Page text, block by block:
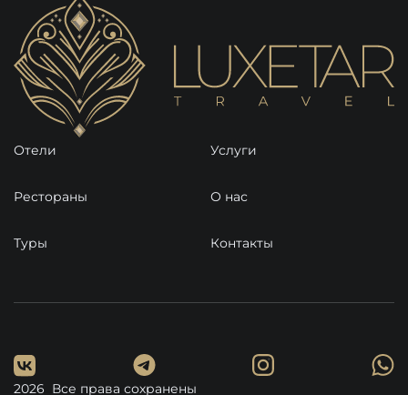
Отели Услуги
Рестораны О нас
Туры Контакты
2026 Все права сохранены